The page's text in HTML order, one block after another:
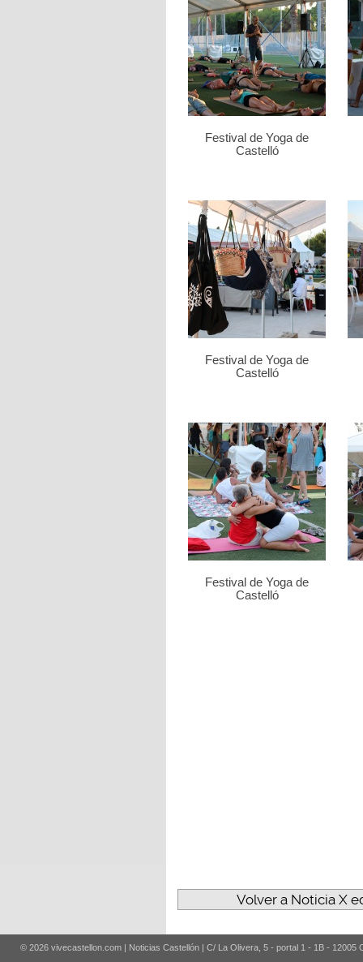
Festival de Yoga de
Castelló
Festival de Yoga de
Castelló
Festival de Yoga de
Castelló
Volver a Noticia X
© 2026 vivecastellon.com | Noticias Castellón | C/ La Olivera, 5 - portal 1 - 1B - 12005